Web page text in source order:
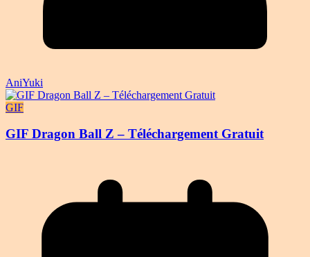
AniYuki
GIF
GIF Dragon Ball Z – Téléchargement Gratuit